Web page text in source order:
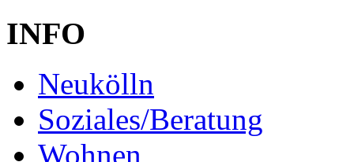
INFO
Neukölln
Soziales/Beratung
Wohnen